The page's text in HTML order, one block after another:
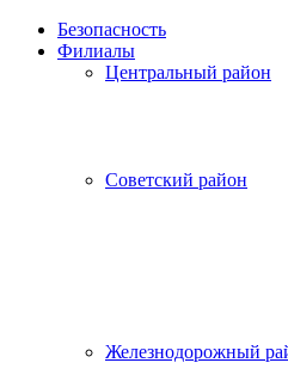
Безопасность
Филиалы
Центральный район
Советский район
Железнодорожный